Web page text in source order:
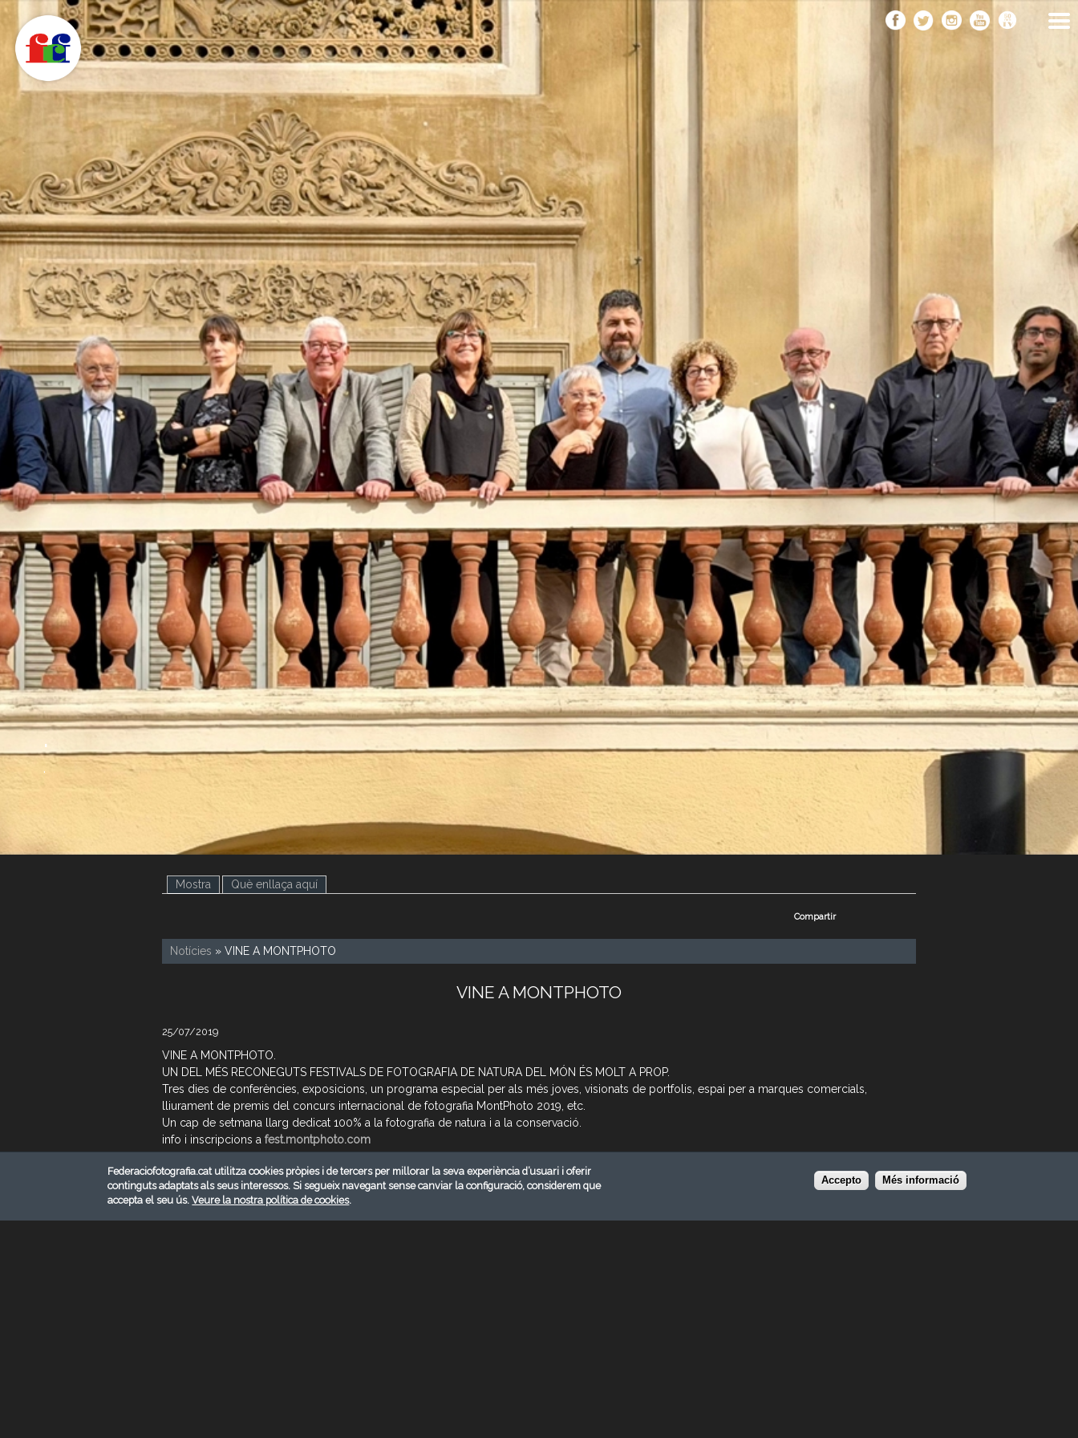
Vés
al
contingut
C
F
.
.
Mostra (pestanya activa)
Què enllaça aquí
Compartir
Notícies » VINE A MONTPHOTO
VINE A MONTPHOTO
25/07/2019
VINE A MONTPHOTO.
UN DEL MÉS RECONEGUTS FESTIVALS DE FOTOGRAFIA DE NATURA DEL MÓN ÉS MOLT A PROP.
Tres dies de conferències, exposicions, un programa especial per als més joves, visionats de portfolis, espai per a marques comercials,
lliurament de premis del concurs internacional de fotografia MontPhoto 2019, etc.
Un cap de setmana llarg dedicat 100% a la fotografia de natura i a la conservació.
info i inscripcions a fest.montphoto.com
Federaciofotografia.cat utilitza cookies pròpies i de tercers per millorar la seva experiència d’usuari i oferir
continguts adaptats als seus interessos. Si segueix navegant sense canviar la configuració, considerem que
accepta el seu ús.Veure la nostra política de cookies.
Accepto Més informació